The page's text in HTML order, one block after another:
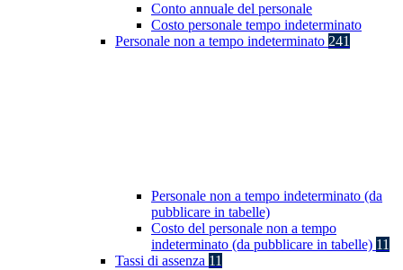
Conto annuale del personale
Costo personale tempo indeterminato
Personale non a tempo indeterminato 241
Personale non a tempo indeterminato (da
pubblicare in tabelle)
Costo del personale non a tempo
indeterminato (da pubblicare in tabelle) 11
Tassi di assenza 11